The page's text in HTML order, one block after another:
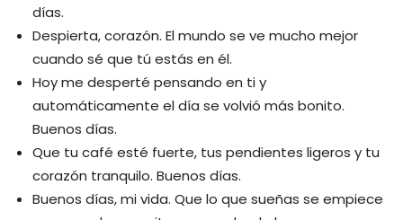
días.
Despierta, corazón. El mundo se ve mucho mejor
cuando sé que tú estás en él.
Hoy me desperté pensando en ti y
automáticamente el día se volvió más bonito.
Buenos días.
Que tu café esté fuerte, tus pendientes ligeros y tu
corazón tranquilo. Buenos días.
Buenos días, mi vida. Que lo que sueñas se empiece